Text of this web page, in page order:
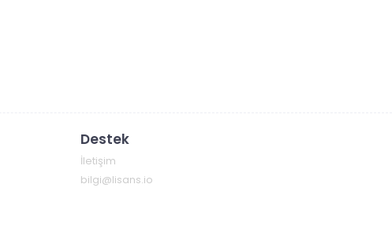
Destek
İletişim
bilgi@lisans.io